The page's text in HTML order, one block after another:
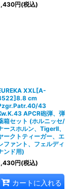
円(税込)
XXL[A-
cm
43
APCR砲弾、弾
箱セット (ホルニッセ/
ースホルン、TigerII、
ークトティーガー、エ
ファント、フェルディ
ンド用)
円(税込)
カートに入れる